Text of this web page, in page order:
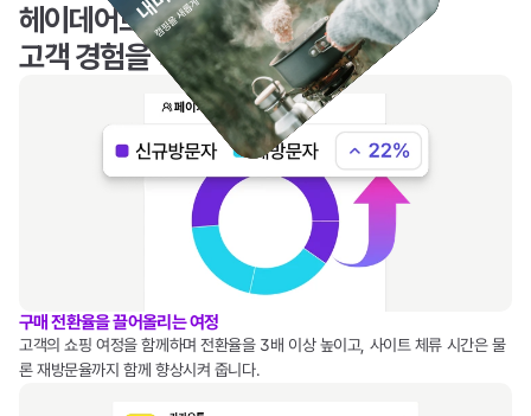
헤이데어로 전환율을 높이고
고객 경험을 혁신해보세요!
구매 전환율을 끌어올리는 여정
고객의 쇼핑 여정을 함께하며 전환율을 3배 이상 높이고, 사이트 체류 시간은 물
론 재방문율까지 함께 향상시켜 줍니다.